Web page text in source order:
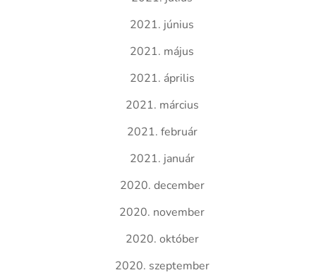
2021. június
2021. május
2021. április
2021. március
2021. február
2021. január
2020. december
2020. november
2020. október
2020. szeptember